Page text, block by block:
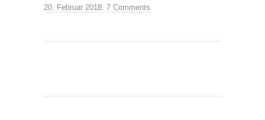
20. Februar 2018 7 Comments